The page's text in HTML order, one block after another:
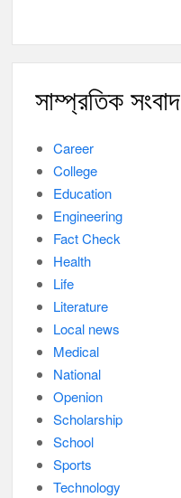
সাম্প্রতিক সংবাদ
Career
College
Education
Engineering
Fact Check
Health
Life
Literature
Local news
Medical
National
Openion
Scholarship
School
Sports
Technology